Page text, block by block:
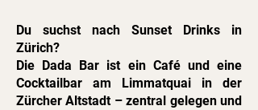
Du suchst nach Sunset Drinks in
Zürich?
Die Dada Bar ist ein Café und eine
Cocktailbar am Limmatquai in der
Zürcher Altstadt – zentral gelegen und